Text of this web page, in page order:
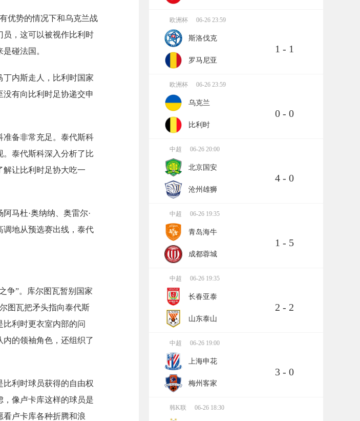
优势的情况下和乌克兰战
员，这可以被视作比利时
碰法国。
丁内斯走人，比利时国家
有向比利时足协递交申
准备非常充足。泰代斯科
泰代斯科深入分析了比
让比利时足协大吃一
马杜·奥纳纳、奥雷尔·
调地从预选赛出线，泰代
争”。库尔图瓦暂别国家
图瓦把矛头指向泰代斯
利时更衣室内部的问
的领袖角色，还组织了
利时球员获得的自由权
像卢卡库这样的球员是
看卢卡库各种折腾和浪
欧洲杯 06-26 23:59
斯洛伐克
罗马尼亚
1 - 1
欧洲杯 06-26 23:59
乌克兰
比利时
0 - 0
中超 06-26 20:00
北京国安
沧州雄狮
4 - 0
中超 06-26 19:35
青岛海牛
成都蓉城
1 - 5
中超 06-26 19:35
长春亚泰
山东泰山
2 - 2
中超 06-26 19:00
上海申花
梅州客家
3 - 0
韩K联 06-26 18:30